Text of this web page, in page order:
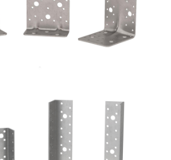
ROTHOBLAAS
metalliche BSI
ROTHOBLAAS